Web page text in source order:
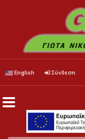
English Σύνδεση
Menu